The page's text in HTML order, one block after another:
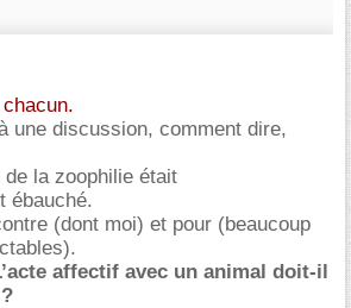
une discussion, comment dire,
la zoophilie était
ébauché.
(dont moi) et pour (beaucoup
affectif avec un animal doit-il